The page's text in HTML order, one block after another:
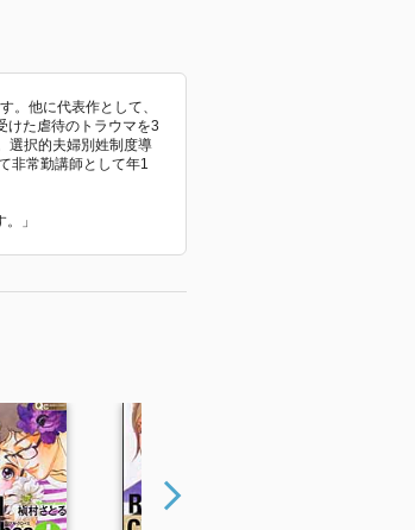
。他に代表作として、
けた虐待のトラウマを3
選択的夫婦別姓制度導
非常勤講師として年1
」